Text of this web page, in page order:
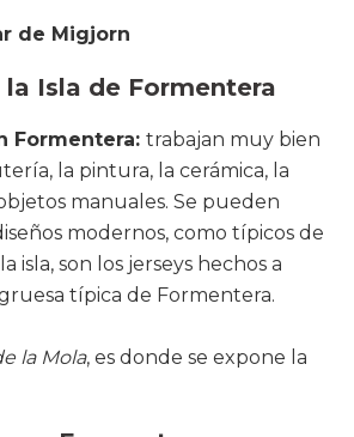
de Migjorn
la Isla de Formentera
Formentera: trabajan muy bien
la pintura, la cerámica, la
manuales. Se pueden
modernos, como típicos de
isla, son los jerseys hechos a
típica de Formentera.
la Mola, es donde se expone la